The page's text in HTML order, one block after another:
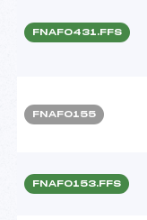
FNAF0431.FFS
FNAF0155
FNAF0153.FFS